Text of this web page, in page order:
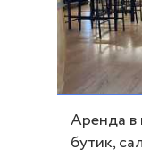
Аренда в
бутик,